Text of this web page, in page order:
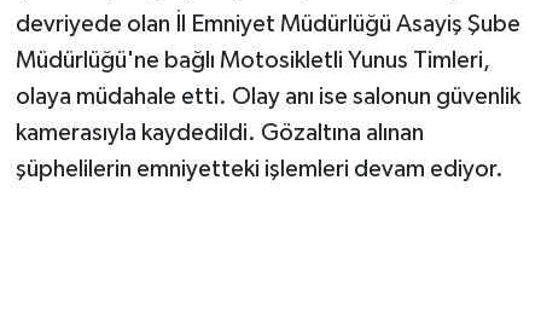
devriyede olan İl Emniyet Müdürlüğü Asayiş Şube
Müdürlüğü'ne bağlı Motosikletli Yunus Timleri,
olaya müdahale etti. Olay anı ise salonun güvenlik
kamerasıyla kaydedildi. Gözaltına alınan
şüphelilerin emniyetteki işlemleri devam ediyor.